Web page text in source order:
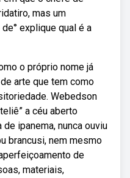
mas um
explique qual é a
o próprio nome já
arte que tem como
Webedson
a céu aberto
ipanema, nunca ouviu
brancusi, nem mesmo
de
materiais,